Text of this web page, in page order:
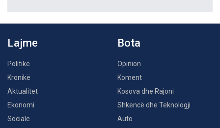
Lajme
Politikë
Kronikë
Aktualitet
Ekonomi
Sociale
Bota
Opinion
Koment
Kosova dhe Rajoni
Shkencë dhe Teknologji
Auto